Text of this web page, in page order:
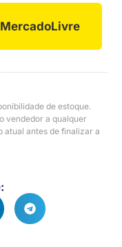
de estoque.
vendedor a qualquer
atual antes de finalizar a